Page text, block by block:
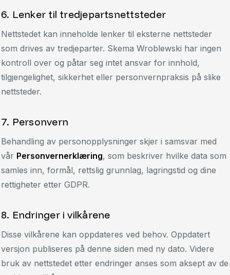
6. Lenker til tredjepartsnettsteder
Nettstedet kan inneholde lenker til eksterne nettsteder
som drives av tredjeparter. Skema Wroblewski har ingen
kontroll over og påtar seg intet ansvar for innhold,
tilgjengelighet, sikkerhet eller personvernpraksis på slike
nettsteder.
7. Personvern
Behandling av personopplysninger skjer i samsvar med
vår Personvernerklæring, som beskriver hvilke data som
samles inn, formål, rettslig grunnlag, lagringstid og dine
rettigheter etter GDPR.
8. Endringer i vilkårene
Disse vilkårene kan oppdateres ved behov. Oppdatert
versjon publiseres på denne siden med ny dato. Videre
bruk av nettstedet etter endringer anses som aksept av de